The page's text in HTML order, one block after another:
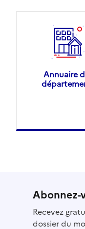
Annuaire
Recevez
dossier du